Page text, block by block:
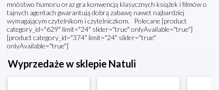
mnóstwo humoru oraz gra konwencją klasycznych książek i filmów o
tajnych agentach gwarantują dobrą zabawę nawet najbardziej
wymagającym czytelnikom i czytelniczkom. Polecane [product
category_id="629" limit="24" slider="true" onlyAvailable="true"]
[product category_id="374" limit="24" slider="true"
onlyAvailable="true"]
Wyprzedaże w sklepie Natuli